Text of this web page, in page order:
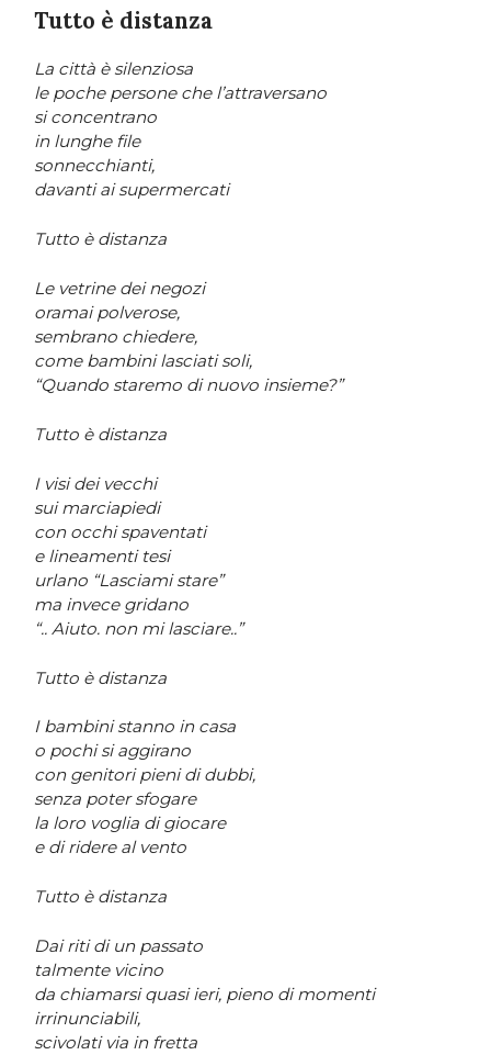
Tutto è distanza
La città è silenziosa
le poche persone che l’attraversano
si concentrano
in lunghe file
sonnecchianti,
davanti ai supermercati
Tutto è distanza
Le vetrine dei negozi
oramai polverose,
sembrano chiedere,
come bambini lasciati soli,
“Quando staremo di nuovo insieme?”
Tutto è distanza
I visi dei vecchi
sui marciapiedi
con occhi spaventati
e lineamenti tesi
urlano “Lasciami stare”
ma invece gridano
“.. Aiuto. non mi lasciare..”
Tutto è distanza
I bambini stanno in casa
o pochi si aggirano
con genitori pieni di dubbi,
senza poter sfogare
la loro voglia di giocare
e di ridere al vento
Tutto è distanza
Dai riti di un passato
talmente vicino
da chiamarsi quasi ieri, pieno di momenti
irrinunciabili,
scivolati via in fretta